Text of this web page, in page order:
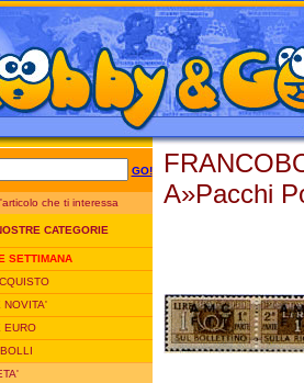
GO!
che ti interessa
CATEGORIE
SETTIMANA
NOVITA'
EURO
A»Pacchi